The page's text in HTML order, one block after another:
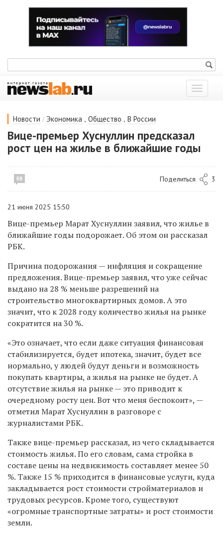
Показать
меню
Новости / Экономика , Общество , В России
Вице-премьер Хуснуллин предсказал
рост цен на жилье в ближайшие годы
69 Поделиться 3
21 июня 2025 15:50
Вице-премьер Марат Хуснуллин заявил, что жилье в
ближайшие годы подорожает. Об этом он рассказал
РБК.
Причина подорожания — инфляция и сокращение
предложения. Вице-премьер заявил, что уже сейчас
выдано на 28 % меньше разрешений на
строительство многоквартирных домов. А это
значит, что к 2028 году количество жилья на рынке
сократится на 30 %.
«Это означает, что если даже ситуация финансовая
стабилизируется, будет ипотека, значит, будет все
нормально, у людей будут деньги и возможность
покупать квартиры, а жилья на рынке не будет. А
отсутствие жилья на рынке — это приводит к
очередному росту цен. Вот что меня беспокоит», —
отметил Марат Хуснуллин в разговоре с
журналистами РБК.
Также вице-премьер рассказал, из чего складывается
стоимость жилья. По его словам, сама стройка в
составе цены на недвижимость составляет менее 50
%. Также 15 % приходится в финансовые услуги, куда
закладывается рост стоимости стройматериалов и
трудовых ресурсов. Кроме того, существуют
«огромные транспортные затраты» и рост стоимости
земли.